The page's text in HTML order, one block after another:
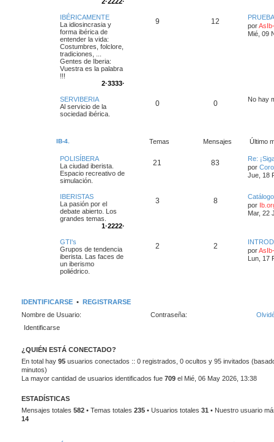
IBÉRICAMENTE
La idiosincrasia y
forma ibérica de
entender la vida:
Costumbres, folclore,
tradiciones, ...
Gentes de Iberia:
Vuestra es la palabra
!!!
2·3333·
9 12
PRUEBA
por
Mié, 09
SERVIBERIA
Al servicio de la
sociedad ibérica.
0 0 No hay
IB-4. Temas Mensajes Último
POLISÍBERA
La ciudad iberista.
Espacio recreativo de
simulación.
21 83
Re:
por
Jue, 18
IBERISTAS
La pasión por el
debate abierto. Los
grandes temas.
1·2222·
3 8
por
Mar, 22
GTI's
Grupos de tendencia
iberista. Las faces de
un iberismo
poliédrico.
2 2
por
Lun, 17
IDENTIFICARSE • REGISTRARSE
Nombre de Usuario:
Contraseña:
¿QUIÉN ESTÁ CONECTADO?
En total hay 95 usuarios conectados :: 0 registrados, 0 ocultos y 95 invitados
minutos)
La mayor cantidad de usuarios identificados fue 709 el Mié, 06 May 2026, 13:38
ESTADÍSTICAS
Mensajes totales 582 • Temas totales 235 • Usuarios totales 31 • Nuestro usuario
14